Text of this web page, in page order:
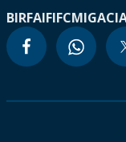
BIRFAIFIFCMIGA